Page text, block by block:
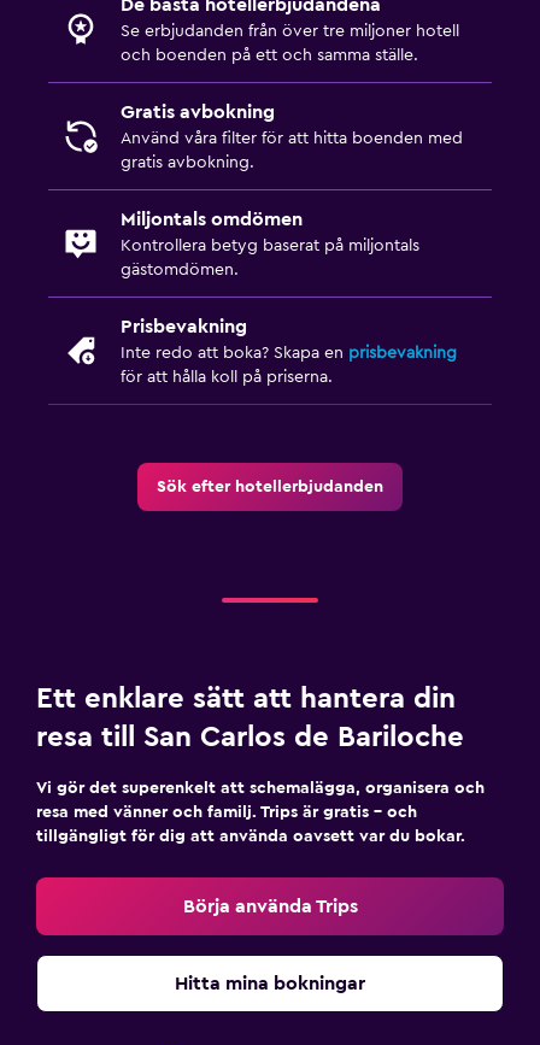
De bästa hotellerbjudandena
Se erbjudanden från över tre miljoner hotell
och boenden på ett och samma ställe.
Gratis avbokning
Använd våra filter för att hitta boenden med
gratis avbokning.
Miljontals omdömen
Kontrollera betyg baserat på miljontals
gästomdömen.
Prisbevakning
Inte redo att boka? Skapa en prisbevakning
för att hålla koll på priserna.
Sök efter hotellerbjudanden
Ett enklare sätt att hantera din
resa till San Carlos de Bariloche
Vi gör det superenkelt att schemalägga, organisera och
resa med vänner och familj. Trips är gratis – och
tillgängligt för dig att använda oavsett var du bokar.
Börja använda Trips
Hitta mina bokningar